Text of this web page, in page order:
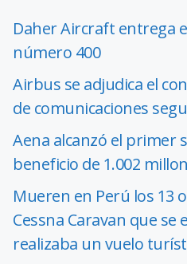
Daher Aircraft entrega
número 400
Airbus se adjudica el
de comunicaciones
Aena alcanzó el primer
beneficio de 1.002
Mueren en Perú los 13
Cessna Caravan que se
realizaba un vuelo